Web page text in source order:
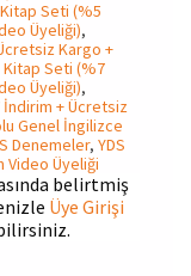
Seti (%5
Üyeliği),
Kargo +
Kitap Seti (%7
Üyeliği),
İndirim + Ücretsiz
Genel İngilizce
Denemeler, YDS
Video Üyeliği
belirtmiş
Üye Girişi